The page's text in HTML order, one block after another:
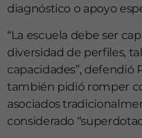
diagnóstico o apoyo
“La escuela debe ser
diversidad de perfiles,
capacidades”, defendió
también pidió romper
asociados
considerado